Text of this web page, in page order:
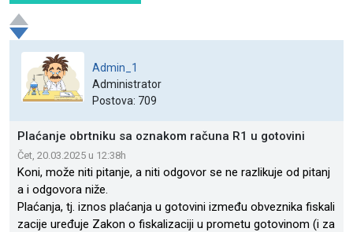
Admin_1
Administrator
Postova: 709
Plaćanje obrtniku sa oznakom računa R1 u gotovini
Čet, 20.03.2025 u 12:38h
Koni, može niti pitanje, a niti odgovor se ne razlikuje od pitanj
a i odgovora niže.
Plaćanja, tj. iznos plaćanja u gotovini između obveznika fiskali
zacije uređuje Zakon o fiskalizaciji u prometu gotovinom (i za